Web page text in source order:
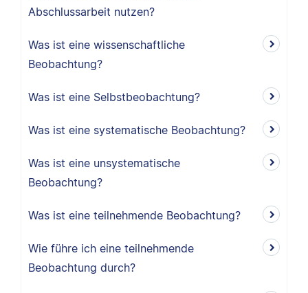
Abschlussarbeit nutzen?
Was ist eine wissenschaftliche
Beobachtung?
Was ist eine Selbstbeobachtung?
Was ist eine systematische Beobachtung?
Was ist eine unsystematische
Beobachtung?
Was ist eine teilnehmende Beobachtung?
Wie führe ich eine teilnehmende
Beobachtung durch?